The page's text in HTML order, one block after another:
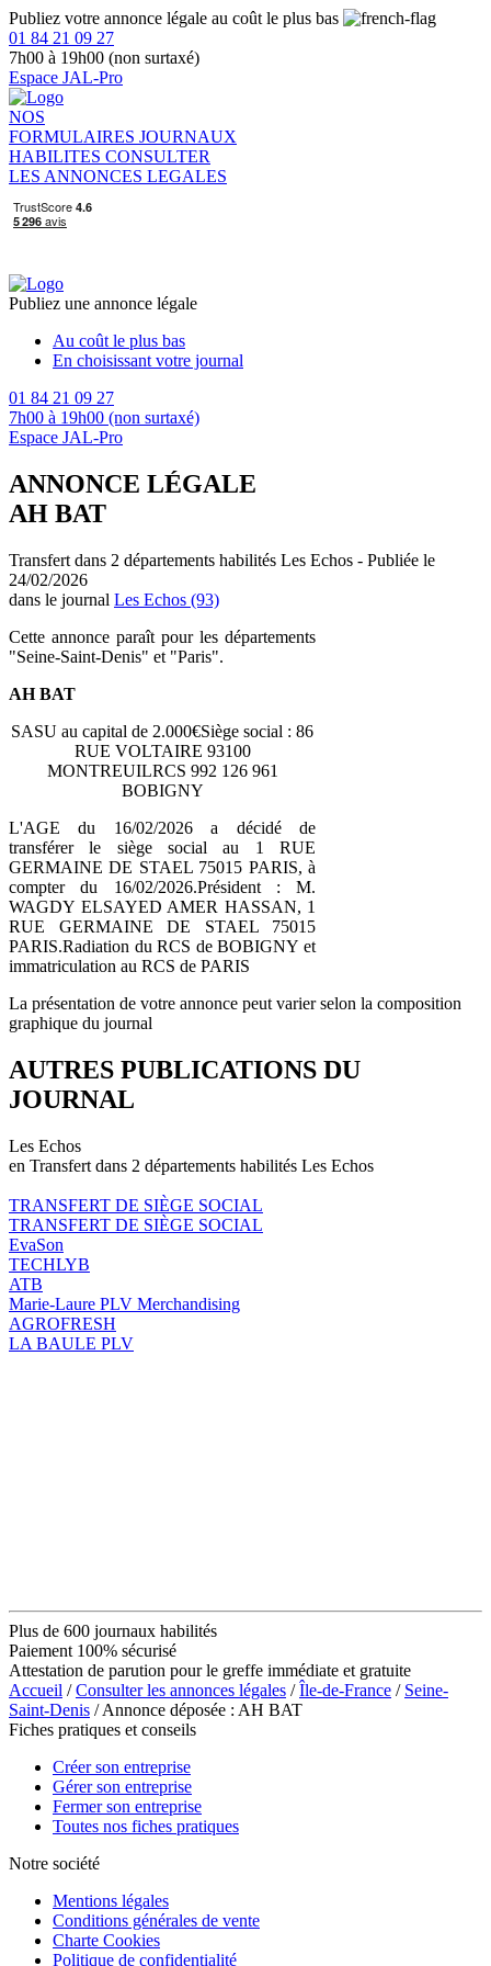
Publiez votre annonce légale au coût le plus bas
01 84 21 09 27
7h00 à 19h00 (non surtaxé)
Espace JAL-Pro
NOS
FORMULAIRES JOURNAUX
HABILITES CONSULTER
LES ANNONCES LEGALES
Publiez une annonce légale
Au coût le plus bas
En choisissant votre journal
01 84 21 09 27
7h00 à 19h00 (non surtaxé)
Espace JAL-Pro
ANNONCE LÉGALE
AH BAT
Transfert dans 2 départements habilités Les Echos - Publiée le
24/02/2026
dans le journal Les Echos (93)
Cette annonce paraît pour les départements
"Seine-Saint-Denis" et "Paris".
AH BAT
SASU au capital de 2.000€Siège social : 86
RUE VOLTAIRE 93100
MONTREUILRCS 992 126 961
BOBIGNY
L'AGE du 16/02/2026 a décidé de
transférer le siège social au 1 RUE
GERMAINE DE STAEL 75015 PARIS, à
compter du 16/02/2026.Président : M.
WAGDY ELSAYED AMER HASSAN, 1
RUE GERMAINE DE STAEL 75015
PARIS.Radiation du RCS de BOBIGNY et
immatriculation au RCS de PARIS
La présentation de votre annonce peut varier selon la composition
graphique du journal
AUTRES PUBLICATIONS DU
JOURNAL
Les Echos
en Transfert dans 2 départements habilités Les Echos
TRANSFERT DE SIÈGE SOCIAL
TRANSFERT DE SIÈGE SOCIAL
EvaSon
TECHLYB
ATB
Marie-Laure PLV Merchandising
AGROFRESH
LA BAULE PLV
Plus de 600 journaux habilités
Paiement 100% sécurisé
Attestation de parution pour le greffe immédiate et gratuite
Accueil /Consulter les annonces légales /Île-de-France / Seine-
Saint-Denis / Annonce déposée : AH BAT
Fiches pratiques et conseils
Créer son entreprise
Gérer son entreprise
Fermer son entreprise
Toutes nos fiches pratiques
Notre société
Mentions légales
Conditions générales de vente
Charte Cookies
Politique de confidentialité